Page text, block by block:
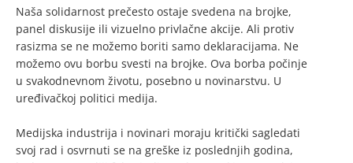
Naša solidarnost prečesto ostaje svedena na brojke,
panel diskusije ili vizuelno privlačne akcije. Ali protiv
rasizma se ne možemo boriti samo deklaracijama. Ne
možemo ovu borbu svesti na brojke. Ova borba počinje
u svakodnevnom životu, posebno u novinarstvu. U
uređivačkoj politici medija.
Medijska industrija i novinari moraju kritički sagledati
svoj rad i osvrnuti se na greške iz poslednjih godina,